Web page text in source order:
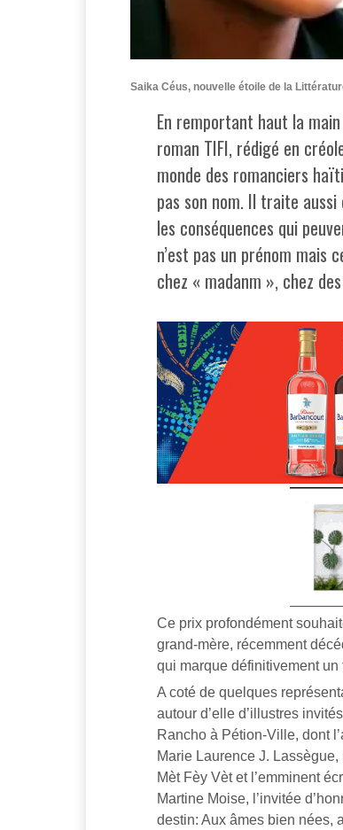
Saika Céus, nouvelle étoile de la
En remportant haut la
roman TIFI, rédigé en
monde des romanciers
pas son nom. Il traite
les conséquences qui
n’est pas un prénom mais
chez « madanm », chez
Ce prix profondément
grand-mère, récemment
qui marque définitivement un
A coté de quelques
autour d’elle d’illustres
Rancho à Pétion-Ville, dont
Marie Laurence J.
Mèt Fèy Vèt et l’emminent
Martine Moise, l’invitée
destin: Aux âmes bien nées,